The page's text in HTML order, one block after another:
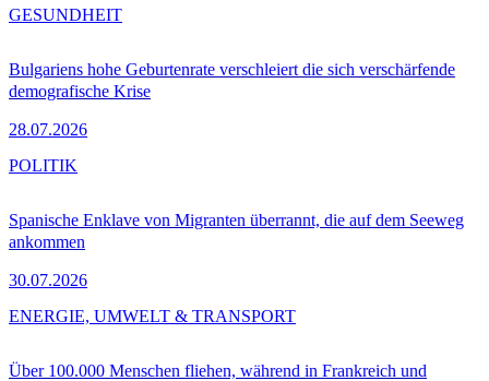
Bulgariens hohe Geburtenrate verschleiert die sich verschärfende
demografische Krise
28.07.2026
GESUNDHEIT
Spanische Enklave von Migranten überrannt, die auf dem Seeweg
ankommen
30.07.2026
POLITIK
Über 100.000 Menschen fliehen, während in Frankreich und
ENERGIE, UMWELT & TRANSPORT